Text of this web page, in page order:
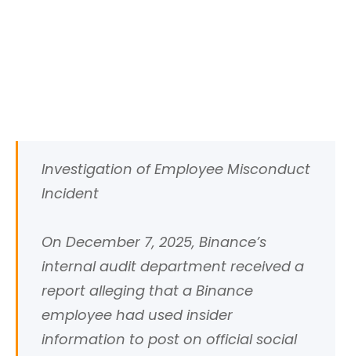
Investigation of Employee Misconduct
Incident
On December 7, 2025, Binance’s
internal audit department received a
report alleging that a Binance
employee had used insider
information to post on official social